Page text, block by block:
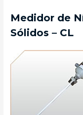
Medidor de
Sólidos – CL